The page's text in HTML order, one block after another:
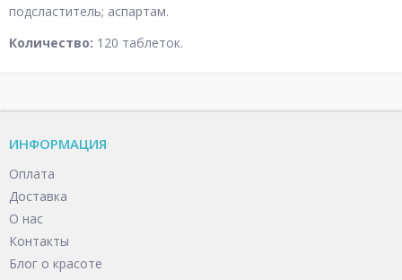
подсластитель; аспартам.
Количество: 120 таблеток.
ИНФОРМАЦИЯ
Оплата
Доставка
О нас
Контакты
Блог о красоте